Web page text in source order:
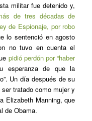
militar fue detenido y,
de tres décadas de
de Espionaje, por robo
lo sentenció en agosto
no tuvo en cuenta el
pidió perdón por “haber
esperanza de que la
Un día después de su
tratado como mujer y
Elizabeth Manning, que
de Obama.